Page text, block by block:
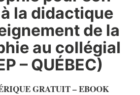
la didactique
de la
au collégial
– QUÉBEC)
GRATUIT – EBOOK